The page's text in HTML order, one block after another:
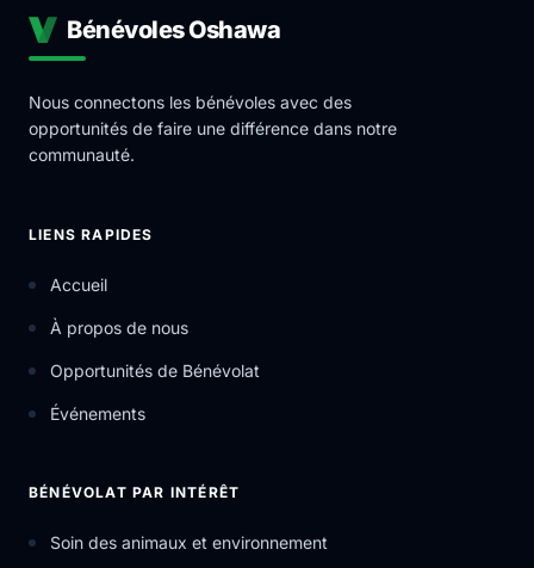
Bénévoles Oshawa
Nous connectons les bénévoles avec des
opportunités de faire une différence dans notre
communauté.
LIENS RAPIDES
Accueil
À propos de nous
Opportunités de Bénévolat
Événements
BÉNÉVOLAT PAR INTÉRÊT
Soin des animaux et environnement